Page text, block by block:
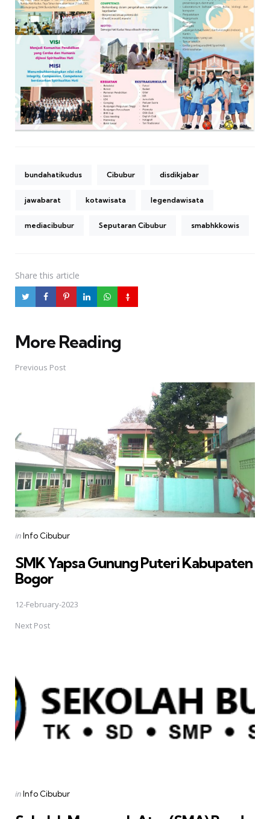
bundahatikudus Cibubur disdikjabar
jawabarat kotawisata legendawisata
mediacibubur Seputaran Cibubur smabhkkowis
Share this article
More Reading
Post
navigation
Previous Post
Posted
inInfo Cibubur
SMK Yapsa Gunung Puteri Kabupaten
Bogor
12-February-2023
Next Post
Posted
inInfo Cibubur